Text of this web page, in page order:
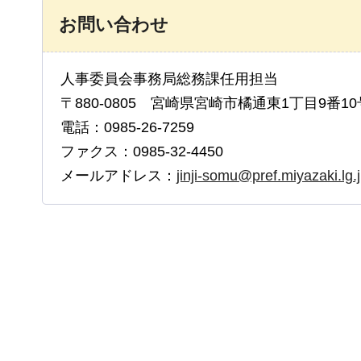
お問い合わせ
人事委員会事務局総務課任用担当
〒880-0805 宮崎県宮崎市橘通東1丁目9番10
電話：0985-26-7259
ファクス：0985-32-4450
メールアドレス： jinji-